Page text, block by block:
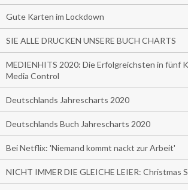
Gute Karten im Lockdown
SIE ALLE DRUCKEN UNSERE BUCH CHARTS
MEDIENHITS 2020: Die Erfolgreichsten in fünf
Media Control
Deutschlands Jahrescharts 2020
Deutschlands Buch Jahrescharts 2020
Bei Netflix: 'Niemand kommt nackt zur Arbeit'
NICHT IMMER DIE GLEICHE LEIER: Christmas